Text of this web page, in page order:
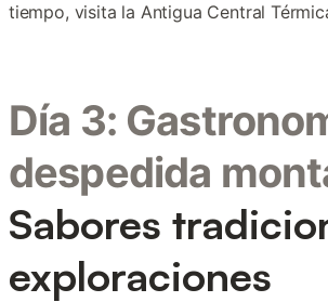
tiempo, visita la Antigua Central
Día 3:
despedida
Sabores
exploraciones